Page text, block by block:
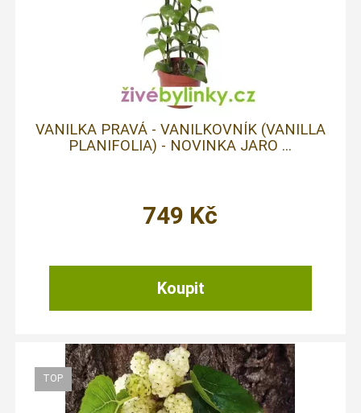
VANILKA PRAVÁ - VANILKOVNÍK (VANILLA
PLANIFOLIA) - NOVINKA JARO ...
749 Kč